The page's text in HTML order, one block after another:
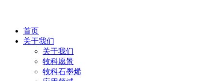
首页
关于我们
关于我们
牧科愿景
牧科石墨烯